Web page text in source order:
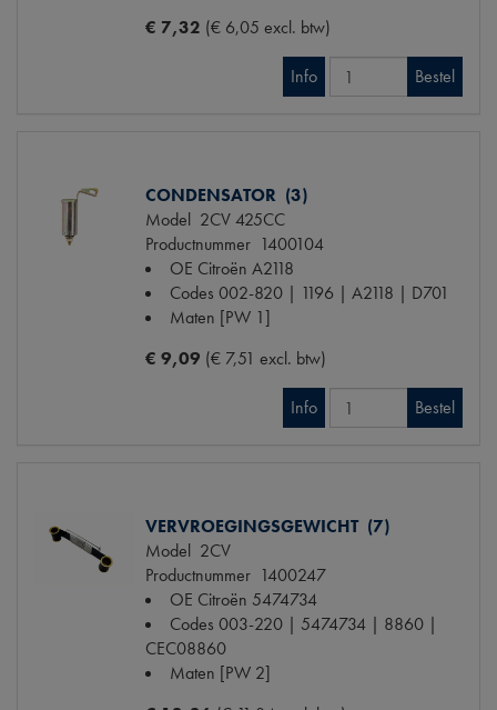
€ 7,32 (€ 6,05 excl. btw)
Info Bestel
CONDENSATOR (3)
Model 2CV 425CC
Productnummer 1400104
OE Citroën A2118
Codes 002-820 | 1196 | A2118 | D701
Maten [PW 1]
€ 9,09 (€ 7,51 excl. btw)
Info Bestel
VERVROEGINGSGEWICHT (7)
Model 2CV
Productnummer 1400247
OE Citroën 5474734
Codes 003-220 | 5474734 | 8860 |
CEC08860
Maten [PW 2]